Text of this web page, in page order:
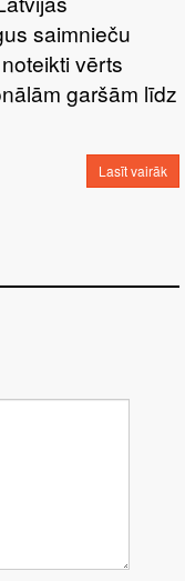
saimnieču
vērts
garšām līdz
Lasīt vairāk